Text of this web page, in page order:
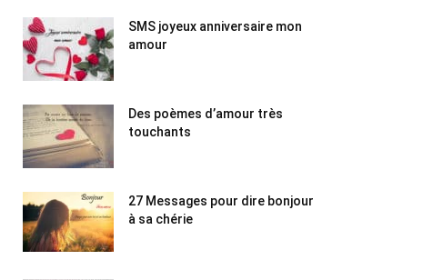
SMS joyeux anniversaire mon
amour
Des poèmes d’amour très
touchants
27 Messages pour dire bonjour
à sa chérie